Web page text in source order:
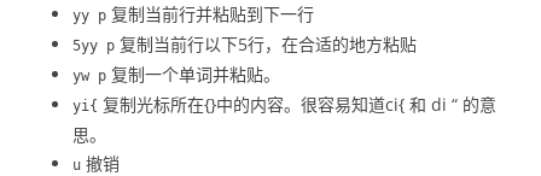
yy p 复制当前行并粘贴到下一行
5yy p 复制当前行以下5行，在合适的地方粘贴
yw p 复制一个单词并粘贴。
yi{ 复制光标所在{}中的内容。很容易知道ci{ 和 di “ 的意
思。
u 撤销